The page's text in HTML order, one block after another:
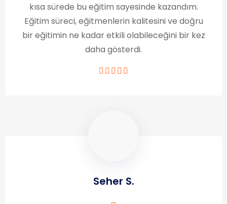
kısa sürede bu eğitim sayesinde kazandım.
Eğitim süreci, eğitmenlerin kalitesini ve doğru
bir eğitimin ne kadar etkili olabileceğini bir kez
daha gösterdi.
Seher S.